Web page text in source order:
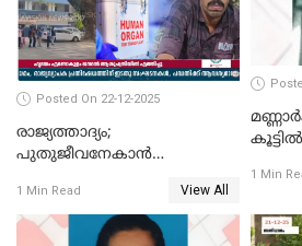
Posted On 22-12-2025
രാജ്യത്താദ്യം;
പുതുജീവനേകാൻ
എറണാകുളം സർക്കാർ
ജനറൽ
ആശുപത്രിയിലെത്തിച്ചു
1 Min Read View All
1 Min